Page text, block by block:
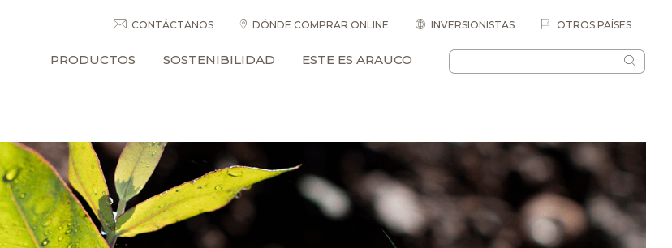
CONTÁCTANOS DÓNDE COMPRAR ONLINE INVERSIONISTAS OTROS PAÍSES
PRODUCTOS SOSTENIBILIDAD ESTE ES ARAUCO